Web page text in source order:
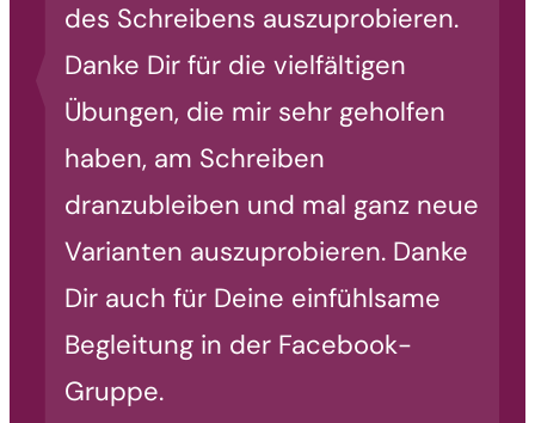
des Schreibens auszuprobieren.
Danke Dir für die vielfältigen
Übungen, die mir sehr geholfen
haben, am Schreiben
dranzubleiben und mal ganz neue
Varianten auszuprobieren. Danke
Dir auch für Deine einfühlsame
Begleitung in der Facebook-
Gruppe.